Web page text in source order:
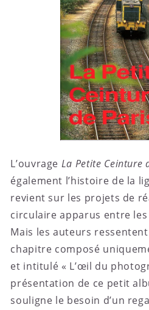
L’ouvrage La Petite Ceinture
également l’histoire de la
revient sur les projets de
circulaire apparus entre les
Mais les auteurs
chapitre composé
et intitulé « L’œil du
présentation de ce petit
souligne le besoin d’un